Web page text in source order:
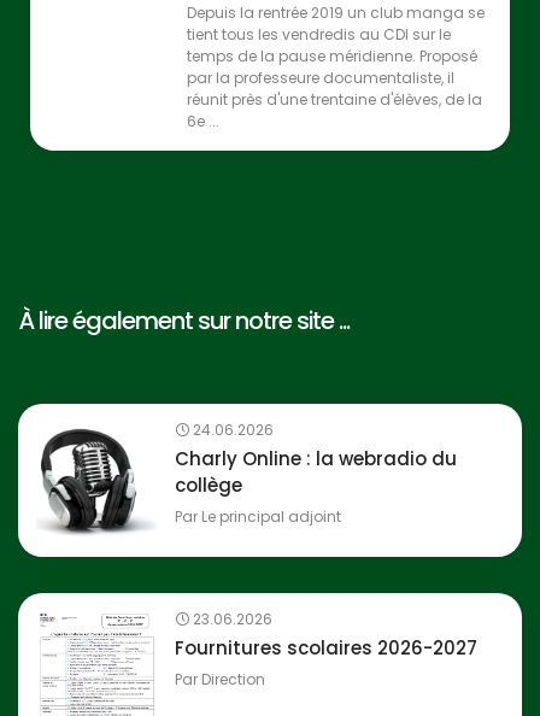
Depuis la rentrée 2019 un club manga se
tient tous les vendredis au CDI sur le
temps de la pause méridienne. Proposé
par la professeure documentaliste, il
réunit près d'une trentaine d'élèves, de la
6e ...
À lire également sur notre site ...
24.06.2026
Charly Online : la webradio du
collège
Par Le principal adjoint
23.06.2026
Fournitures scolaires 2026-2027
Par Direction